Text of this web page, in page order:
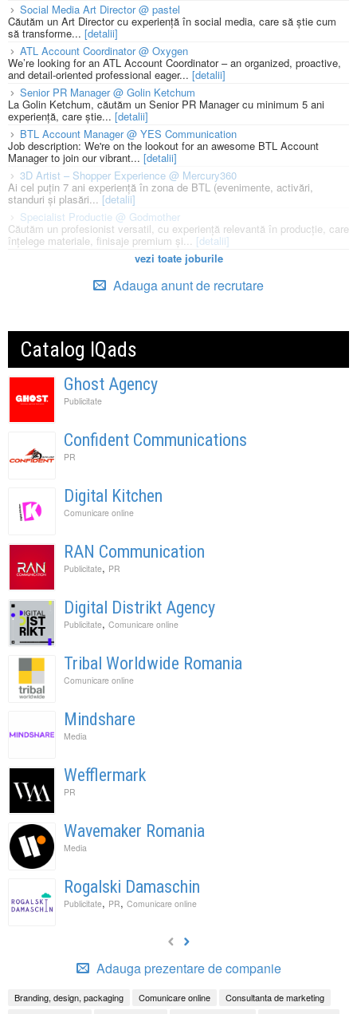
Social Media Art Director @ pastel
Căutăm un Art Director cu experiență în social media, care să știe cum
să transforme... [detalii]
ATL Account Coordinator @ Oxygen
We’re looking for an ATL Account Coordinator – an organized, proactive,
and detail-oriented professional eager... [detalii]
Senior PR Manager @ Golin Ketchum
La Golin Ketchum, căutăm un Senior PR Manager cu minimum 5 ani
experiență, care știe... [detalii]
BTL Account Manager @ YES Communication
Job description: We're on the lookout for an awesome BTL Account
Manager to join our vibrant... [detalii]
3D Artist – Shopper Experience @ Mercury360
Ai cel puțin 7 ani experiență în zona de BTL (evenimente, activări,
standuri și plasări...[detalii]
Specialist Productie @ Godmother
Căutăm un profesionist versatil, cu experiență relevantă în producție, care
înțelege materiale, finisaje premium și... [detalii]
vezi toate joburile
Adauga anunt de recrutare
Catalog IQads
Ghost Agency
Publicitate
Confident Communications
PR
Digital Kitchen
Comunicare online
RAN Communication
Publicitate, PR
Digital Distrikt Agency
Publicitate, Comunicare online
Tribal Worldwide Romania
Comunicare online
Mindshare
Media
Wefflermark
PR
Wavemaker Romania
Media
Rogalski Damaschin
Publicitate, PR, Comunicare online
Adauga prezentare de companie
Branding, design, packaging Comunicare online
Consultanta de marketing